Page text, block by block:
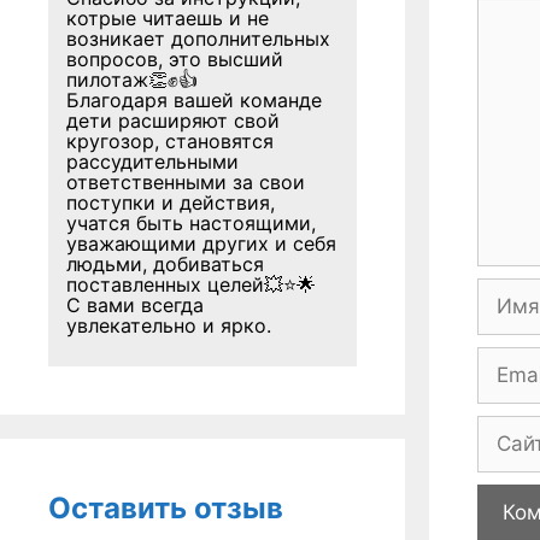
котрые читаешь и не
возникает дополнительных
вопросов, это высший
пилотаж👏✊👍
Благодаря вашей команде
дети расширяют свой
кругозор, становятся
рассудительными
ответственными за свои
поступки и действия,
учатся быть настоящими,
уважающими других и себя
людьми, добиваться
поставленных целей💥⭐🌟
С вами всегда
увлекательно и ярко.
Оставить отзыв